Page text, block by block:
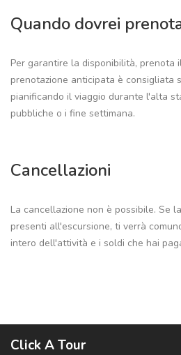
Quando dovrei
Per garantire la disponibilità, prenota
prenotazione anticipata è consigliata
pianificando il viaggio durante l'alta
pubbliche o i fine settimana.
Cancellazioni
La cancellazione non è possibile. Se
presenti all'escursione, ti verrà
intero dell'attività e i soldi che hai
Click A Tour